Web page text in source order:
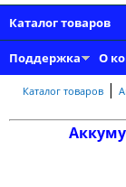
Каталог товаров
Поддержка О
Каталог товаров|